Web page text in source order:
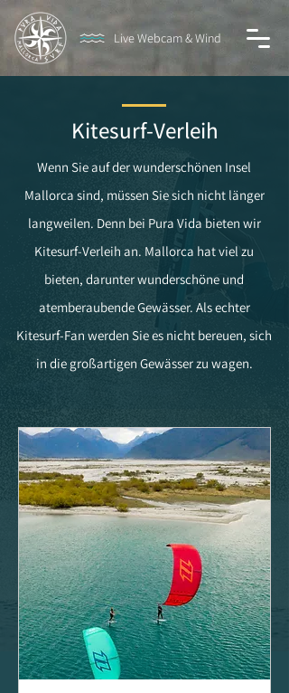
Live Webcam & Wind
Kitesurf-Verleih
Wenn Sie auf der wunderschönen Insel
Mallorca sind, müssen Sie sich nicht länger
langweilen. Denn bei Pura Vida bieten wir
Kitesurf-Verleih an. Mallorca hat viel zu
bieten, darunter wunderschöne und
atemberaubende Gewässer. Als echter
Kitesurf-Fan werden Sie es nicht bereuen, sich
in die großartigen Gewässer zu wagen.